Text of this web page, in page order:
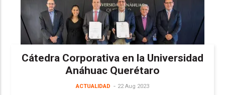
Cátedra Corporativa en la Universidad
Anáhuac Querétaro
ACTUALIDAD 22 Aug 2023